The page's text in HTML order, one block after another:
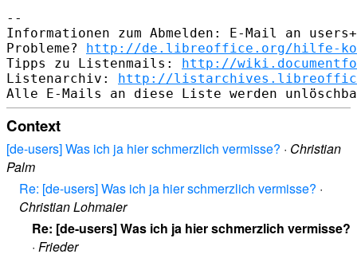
--
Informationen zum Abmelden: E-Mail an
Probleme? http://de.libreoffice.org/hilfe-
Tipps zu Listenmails: http://
Listenarchiv: http://
Context
[de-users] Was ich ja hier schmerzlich vermisse? · Christian
Palm
Re: [de-users] Was ich ja hier schmerzlich vermisse? ·
Christian Lohmaier
Re: [de-users] Was ich ja hier schmerzlich vermisse?
· Frieder